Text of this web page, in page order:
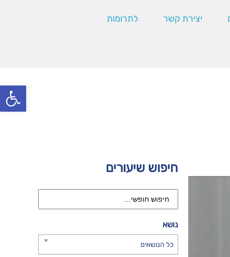
פתח
יצירת קשר לתרומות
חיפוש שיעורים
נושא
כל הנושאים